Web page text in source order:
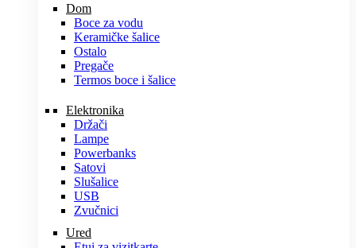
Dom
Boce za vodu
Keramičke šalice
Ostalo
Pregače
Termos boce i šalice
Elektronika
Držači
Lampe
Powerbanks
Satovi
Slušalice
USB
Zvučnici
Ured